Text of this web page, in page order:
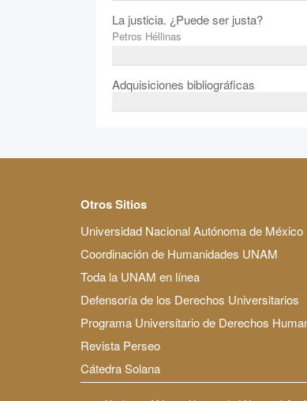
La justicia. ¿Puede ser justa?
Petros Héllinas
Adquisiciones bibliográficas
Otros Sitios
Universidad Nacional Autónoma de México
Coordinación de Humanidades UNAM
Toda la UNAM en línea
Defensoría de los Derechos Universitarios
Programa Universitario de Derechos
Revista Perseo
Cátedra Solana